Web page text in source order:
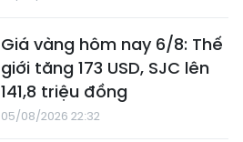
Giá vàng hôm nay 6/8: Thế
giới tăng 173 USD, SJC lên
141,8 triệu đồng
05/08/2026 22:32